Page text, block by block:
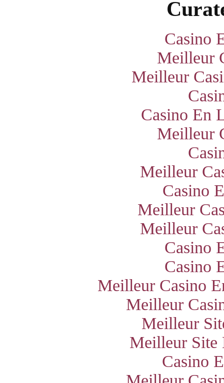
Casino
Meilleur
Meilleur
Casino En
Meilleur
Meilleur
Casino
Meilleur
Meilleur
Casino
Casino
Meilleur Casino
Meilleur
Meilleur
Meilleur Site
Casino